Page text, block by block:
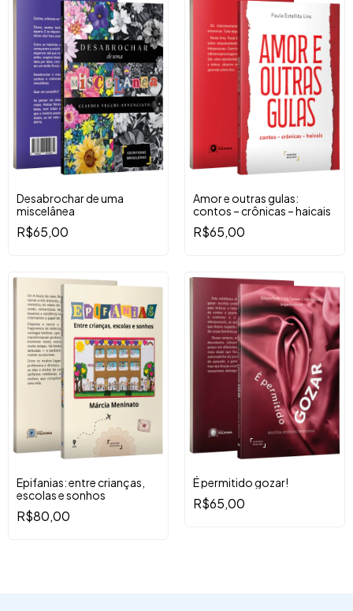
Desabrochar de uma
miscelânea
R$65,00
Amor e outras gulas:
contos – crônicas – haicais
R$65,00
Epifanias: entre crianças,
escolas e sonhos
R$80,00
É permitido gozar!
R$65,00